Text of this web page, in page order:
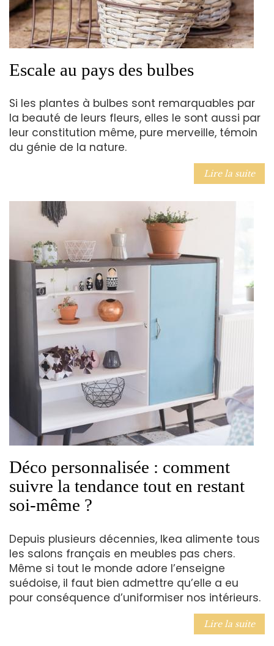
Escale au pays des bulbes
Si les plantes à bulbes sont remarquables par
la beauté de leurs fleurs, elles le sont aussi par
leur constitution même, pure merveille, témoin
du génie de la nature.
Lire la suite
Déco personnalisée : comment
suivre la tendance tout en restant
soi-même ?
Depuis plusieurs décennies, Ikea alimente tous
les salons français en meubles pas chers.
Même si tout le monde adore l’enseigne
suédoise, il faut bien admettre qu’elle a eu
pour conséquence d’uniformiser nos intérieurs.
Lire la suite